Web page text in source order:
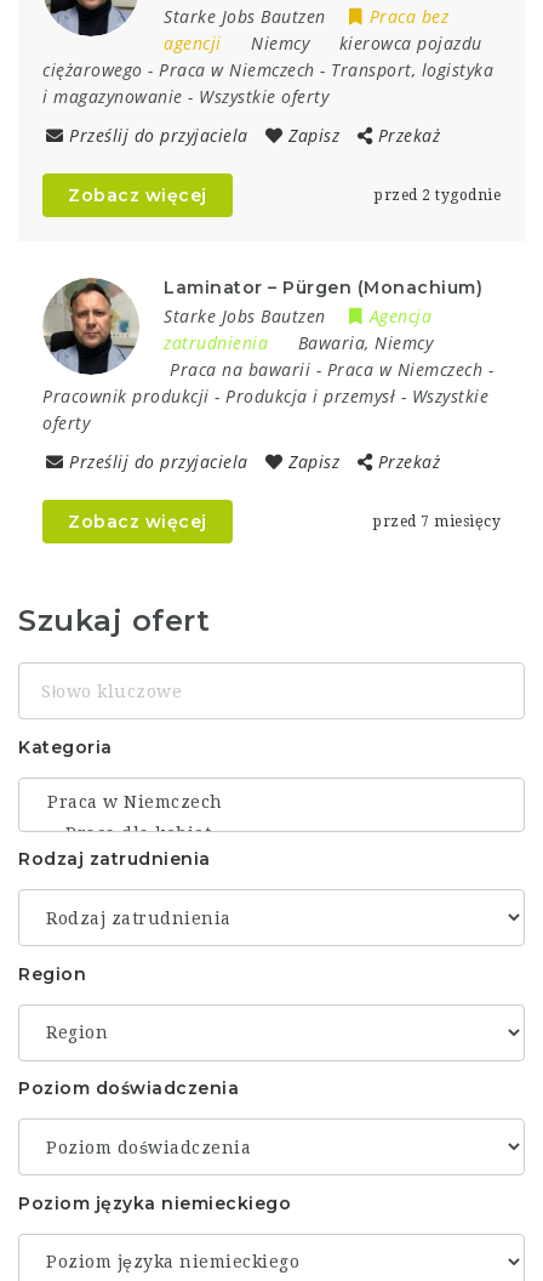
Starke Jobs Bautzen
Praca bez
agencji
Niemcy
kierowca pojazdu
ciężarowego - Praca w Niemczech - Transport, logistyka
i magazynowanie - Wszystkie oferty
Prześlij do przyjaciela
Zapisz Przekaż
Zobacz więcej przed 2 tygodnie
Laminator – Pürgen (Monachium)
Starke Jobs Bautzen
Agencja
zatrudnienia
Bawaria, Niemcy
Praca na bawarii - Praca w Niemczech -
Pracownik produkcji - Produkcja i przemysł - Wszystkie
oferty
Prześlij do przyjaciela
Zapisz Przekaż
Zobacz więcej przed 7 miesięcy
Szukaj ofert
Słowo
kluczowe
Kategoria
Rodzaj zatrudnienia
Region
Poziom doświadczenia
Poziom języka niemieckiego